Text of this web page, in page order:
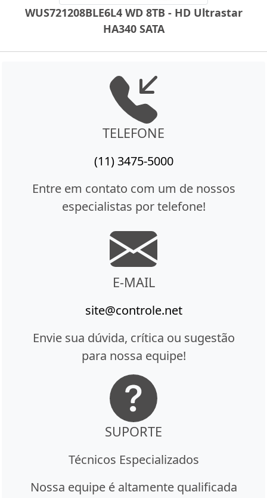
WUS721208BLE6L4 WD 8TB - HD Ultrastar
HA340 SATA
TELEFONE
(11) 3475-5000
Entre em contato com um de nossos
especialistas por telefone!
E-MAIL
site@controle.net
Envie sua dúvida, crítica ou sugestão
para nossa equipe!
SUPORTE
Técnicos Especializados
Nossa equipe é altamente qualificada